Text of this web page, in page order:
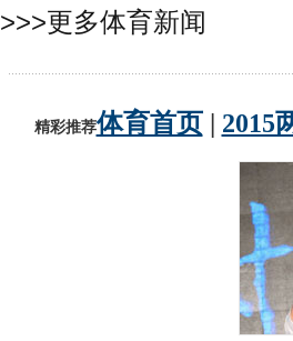
>>>更多体育新闻